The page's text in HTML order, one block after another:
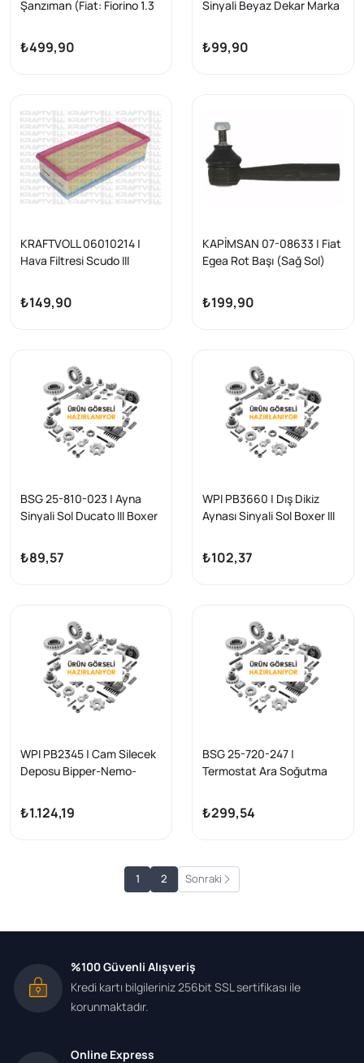
Şanzıman (Fiat: Fiorino 1.3
₺499,90
Sinyali Beyaz Dekar Marka
₺99,90
KRAFTVOLL 06010214 |
Hava Filtresi Scudo III
Jumpy III P807 C8 2.0 HDI /
2,0Jtd 16V (Süngerli)
₺149,90
KAPİMSAN 07-08633 | Fiat
Egea Rot Başı (Sağ Sol)
₺199,90
BSG 25-810-023 | Ayna
Sinyali Sol Ducato III Boxer
₺89,57
WPI PB3660 | Dış Dikiz
Aynası Sinyali Sol Boxer III
₺102,37
WPI PB2345 | Cam Silecek
Deposu Bipper-Nemo-
Kapaksız)
₺1.124,19
BSG 25-720-247 |
Termostat Ara Soğutma
1,3 Mjet 03 -
₺299,54
1 2 Sonraki
%100 Güvenli Alışveriş
Kredi kartı bilgileriniz 256bit SSL sertifikası ile
korunmaktadır.
Online Express